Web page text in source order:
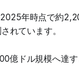
年時点で約
れています。
億ドル規模へ達